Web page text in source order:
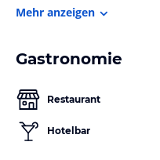
Mehr anzeigen
Gastronomie
Restaurant
Hotelbar